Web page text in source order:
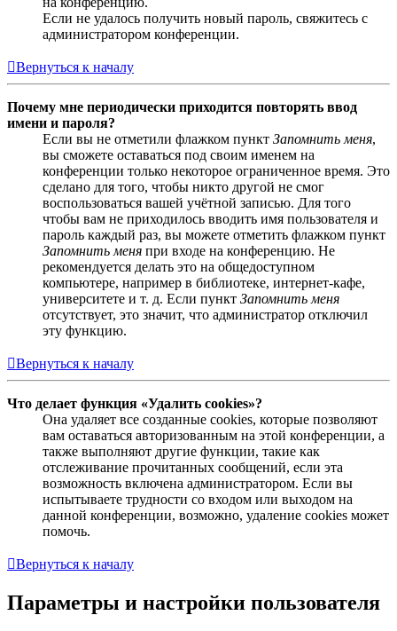
Если не удалось получить новый пароль, свяжитесь с
администратором конференции.
Вернуться к началу
Почему мне периодически приходится повторять ввод
имени и пароля?
Если вы не отметили флажком пункт Запомнить меня,
вы сможете оставаться под своим именем на
конференции только некоторое ограниченное время. Это
сделано для того, чтобы никто другой не смог
воспользоваться вашей учётной записью. Для того
чтобы вам не приходилось вводить имя пользователя и
пароль каждый раз, вы можете отметить флажком пункт
Запомнить меня при входе на конференцию. Не
рекомендуется делать это на общедоступном
компьютере, например в библиотеке, интернет-кафе,
университете и т. д. Если пункт Запомнить меня
отсутствует, это значит, что администратор отключил
эту функцию.
Вернуться к началу
Что делает функция «Удалить cookies»?
Она удаляет все созданные cookies, которые позволяют
вам оставаться авторизованным на этой конференции, а
также выполняют другие функции, такие как
отслеживание прочитанных сообщений, если эта
возможность включена администратором. Если вы
испытываете трудности со входом или выходом на
данной конференции, возможно, удаление cookies может
помочь.
Вернуться к началу
Параметры и настройки пользователя